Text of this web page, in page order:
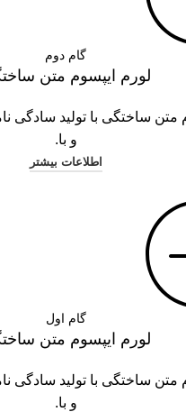
گام دوم
لورم ایپسوم متن
متن ساختگی با تولید سادگی
و با.
اطلاعات بیشتر
گام اول
لورم ایپسوم متن
متن ساختگی با تولید سادگی
و با.